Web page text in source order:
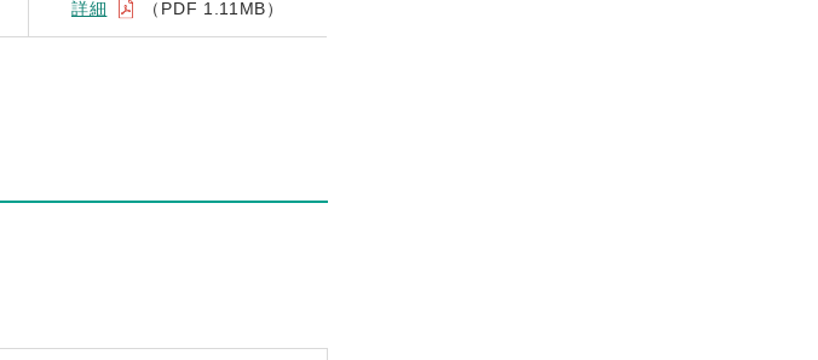
詳細 （PDF 1.11MB）